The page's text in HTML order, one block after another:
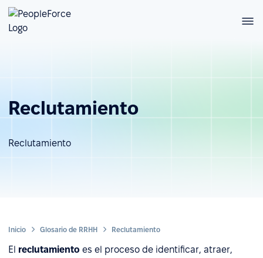
Reclutamiento
Reclutamiento
Inicio Glosario de RRHH Reclutamiento
El reclutamiento es el proceso de identificar, atraer,